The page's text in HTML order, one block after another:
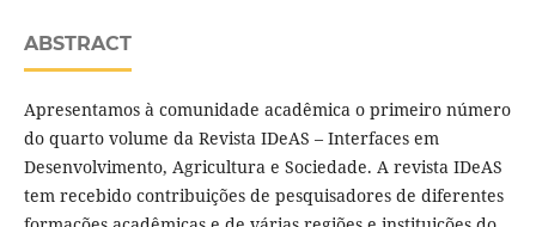
ABSTRACT
Apresentamos à comunidade acadêmica o primeiro número
do quarto volume da Revista IDeAS – Interfaces em
Desenvolvimento, Agricultura e Sociedade. A revista IDeAS
tem recebido contribuições de pesquisadores de diferentes